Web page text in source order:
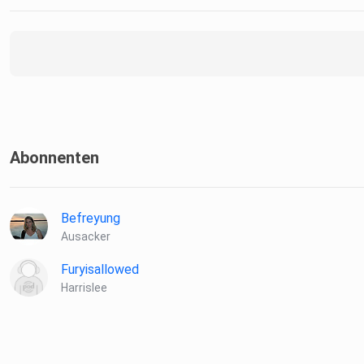
Abonnenten
Befreyung
Ausacker
Furyisallowed
Harrislee